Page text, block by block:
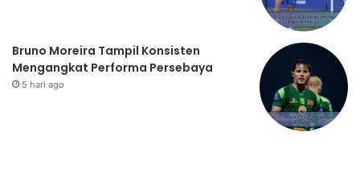
Bruno Moreira Tampil Konsisten
Mengangkat Performa Persebaya
5 hari ago